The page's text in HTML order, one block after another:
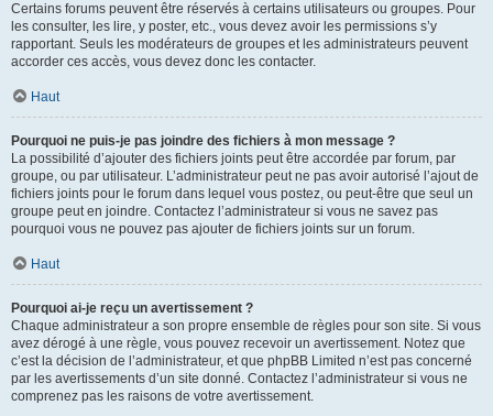
Certains forums peuvent être réservés à certains utilisateurs ou groupes. Pour
les consulter, les lire, y poster, etc., vous devez avoir les permissions s’y
rapportant. Seuls les modérateurs de groupes et les administrateurs peuvent
accorder ces accès, vous devez donc les contacter.
Haut
Pourquoi ne puis-je pas joindre des fichiers à mon message ?
La possibilité d’ajouter des fichiers joints peut être accordée par forum, par
groupe, ou par utilisateur. L’administrateur peut ne pas avoir autorisé l’ajout de
fichiers joints pour le forum dans lequel vous postez, ou peut-être que seul un
groupe peut en joindre. Contactez l’administrateur si vous ne savez pas
pourquoi vous ne pouvez pas ajouter de fichiers joints sur un forum.
Haut
Pourquoi ai-je reçu un avertissement ?
Chaque administrateur a son propre ensemble de règles pour son site. Si vous
avez dérogé à une règle, vous pouvez recevoir un avertissement. Notez que
c’est la décision de l’administrateur, et que phpBB Limited n’est pas concerné
par les avertissements d’un site donné. Contactez l’administrateur si vous ne
comprenez pas les raisons de votre avertissement.